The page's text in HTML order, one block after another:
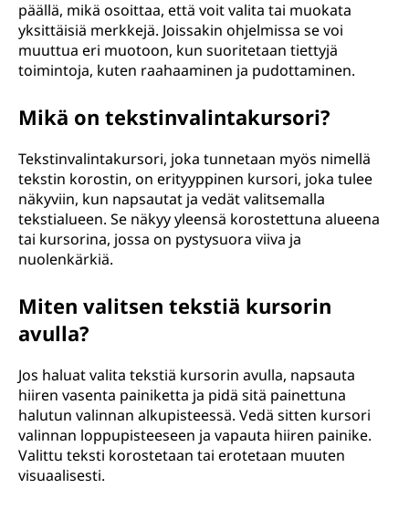
päällä, mikä osoittaa, että voit valita tai muokata
yksittäisiä merkkejä. Joissakin ohjelmissa se voi
muuttua eri muotoon, kun suoritetaan tiettyjä
toimintoja, kuten raahaaminen ja pudottaminen.
Mikä on tekstinvalintakursori?
Tekstinvalintakursori, joka tunnetaan myös nimellä
tekstin korostin, on erityyppinen kursori, joka tulee
näkyviin, kun napsautat ja vedät valitsemalla
tekstialueen. Se näkyy yleensä korostettuna alueena
tai kursorina, jossa on pystysuora viiva ja
nuolenkärkiä.
Miten valitsen tekstiä kursorin
avulla?
Jos haluat valita tekstiä kursorin avulla, napsauta
hiiren vasenta painiketta ja pidä sitä painettuna
halutun valinnan alkupisteessä. Vedä sitten kursori
valinnan loppupisteeseen ja vapauta hiiren painike.
Valittu teksti korostetaan tai erotetaan muuten
visuaalisesti.